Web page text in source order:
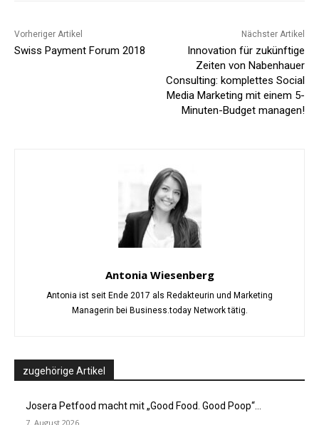
Vorheriger Artikel
Swiss Payment Forum 2018
Nächster Artikel
Innovation für zukünftige
Zeiten von Nabenhauer
Consulting: komplettes Social
Media Marketing mit einem 5-
Minuten-Budget managen!
Antonia Wiesenberg
Antonia ist seit Ende 2017 als Redakteurin und Marketing
Managerin bei Business.today Network tätig.
zugehörige Artikel
Josera Petfood macht mit „Good Food. Good Poop“...
7. August 2026